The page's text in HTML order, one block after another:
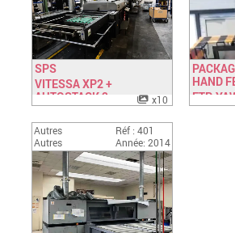
Have a look
SPS
VITESSA XP2 +
AUTOSTACK 2
x10
HAND
FTP,
Autres
Autres
Réf : 401
Année: 2014